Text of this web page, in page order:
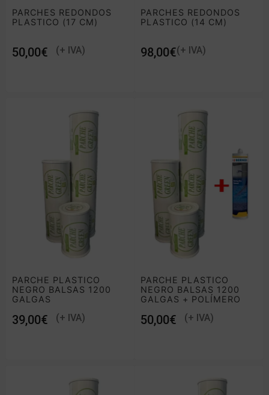
PARCHES REDONDOS
PLASTICO (17 CM)
€
PARCHES REDONDOS
PLASTICO (14 CM)
€
PARCHE PLASTICO
NEGRO BALSAS 1200
GALGAS
€
PARCHE PLASTICO
NEGRO BALSAS 1200
GALGAS + POLÍMERO
BALSAS
€